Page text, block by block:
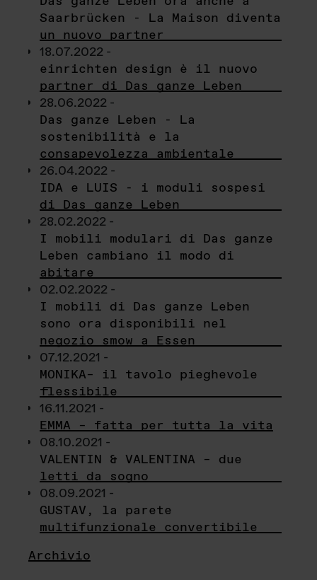
Saarbrücken - La Maison diventa
un nuovo partner
18.07.2022 -
einrichten design è il nuovo
partner di Das ganze Leben
28.06.2022 -
Das ganze Leben - La
sostenibilità e la
consapevolezza ambientale
26.04.2022 -
IDA e LUIS - i moduli sospesi
di Das ganze Leben
28.02.2022 -
I mobili modulari di Das ganze
Leben cambiano il modo di
abitare
02.02.2022 -
I mobili di Das ganze Leben
sono ora disponibili nel
negozio smow a Essen
07.12.2021 -
MONIKA– il tavolo pieghevole
flessibile
16.11.2021 -
EMMA – fatta per tutta la vita
08.10.2021 -
VALENTIN & VALENTINA – due
letti da sogno
08.09.2021 -
GUSTAV, la parete
multifunzionale convertibile
Archivio